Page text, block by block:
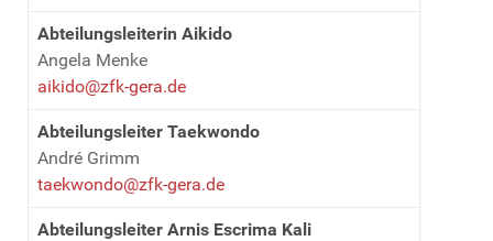
Abteilungsleiterin Aikido
Angela Menke
aikido@zfk-gera.de
Abteilungsleiter Taekwondo
André Grimm
taekwondo@zfk-gera.de
Abteilungsleiter Arnis Escrima Kali